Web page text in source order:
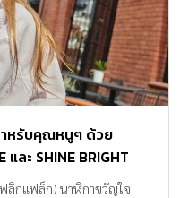
หรับคุณหนูๆ ด้วย
ละ SHINE BRIGHT
ฟลิกแฟล็ก) นาฬิกาขวัญใจ